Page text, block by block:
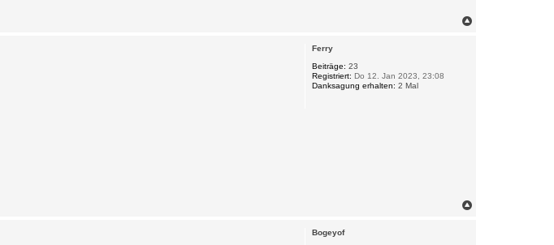
Ferry
Beiträge: 23
Registriert: Do 12. Jan 2023, 23:08
Danksagung erhalten: 2 Mal
Bogeyof